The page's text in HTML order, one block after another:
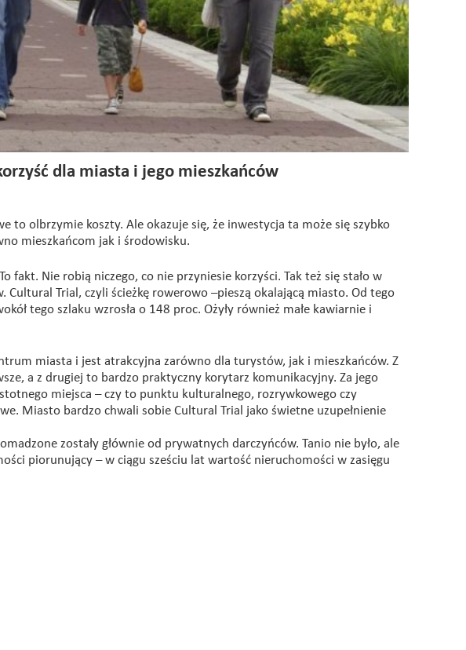
dla miasta i jego mieszkańców
to olbrzymie koszty. Ale okazuje się, że inwestycja ta może się szybko
mieszkańcom jak i środowisku.
fakt. Nie robią niczego, co nie przyniesie korzyści. Tak też się stało w
Trial, czyli ścieżkę rowerowo –pieszą okalającą miasto. Od tego
tego szlaku wzrosła o 148 proc. Ożyły również małe kawiarnie i
miasta i jest atrakcyjna zarówno dla turystów, jak i mieszkańców. Z
a z drugiej to bardzo praktyczny korytarz komunikacyjny. Za jego
miejsca – czy to punktu kulturalnego, rozrywkowego czy
Miasto bardzo chwali sobie Cultural Trial jako świetne uzupełnienie
zostały głównie od prywatnych darczyńców. Tanio nie było, ale
piorunujący – w ciągu sześciu lat wartość nieruchomości w zasięgu